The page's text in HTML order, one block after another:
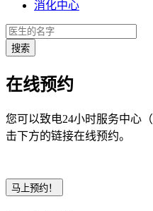
消化中心
在线预约
您可以致电24小时服务中心（
击下方的链接在线预约。